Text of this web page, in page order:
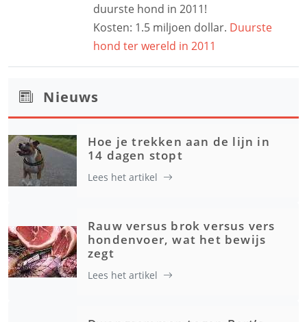
duurste hond in 2011!
Kosten: 1.5 miljoen dollar. Duurste
hond ter wereld in 2011
Nieuws
Hoe je trekken aan de lijn in
14 dagen stopt
Lees het artikel
Rauw versus brok versus vers
hondenvoer, wat het bewijs
zegt
Lees het artikel